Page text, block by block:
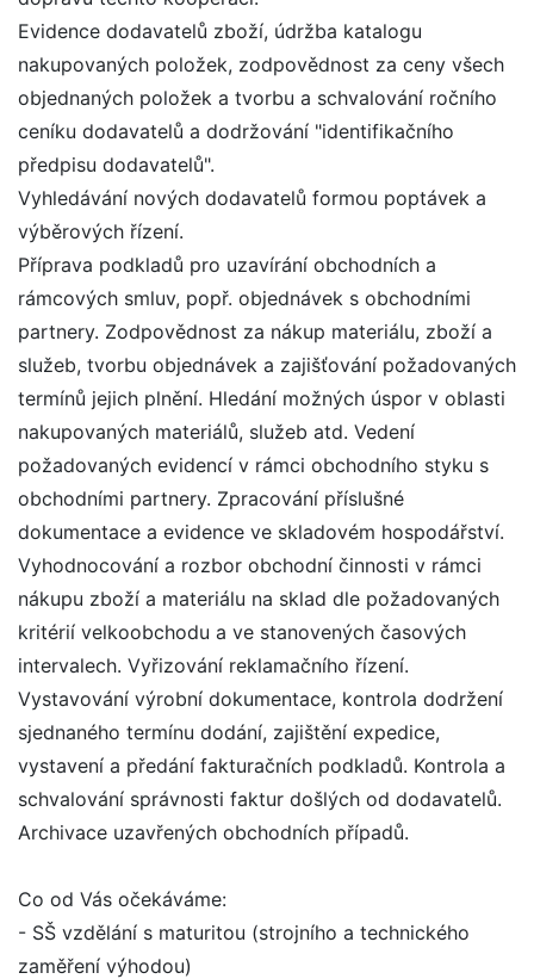
Evidence dodavatelů zboží, údržba katalogu
nakupovaných položek, zodpovědnost za ceny všech
objednaných položek a tvorbu a schvalování ročního
ceníku dodavatelů a dodržování "identifikačního
předpisu dodavatelů".
Vyhledávání nových dodavatelů formou poptávek a
výběrových řízení.
Příprava podkladů pro uzavírání obchodních a
rámcových smluv, popř. objednávek s obchodními
partnery. Zodpovědnost za nákup materiálu, zboží a
služeb, tvorbu objednávek a zajišťování požadovaných
termínů jejich plnění. Hledání možných úspor v oblasti
nakupovaných materiálů, služeb atd. Vedení
požadovaných evidencí v rámci obchodního styku s
obchodními partnery. Zpracování příslušné
dokumentace a evidence ve skladovém hospodářství.
Vyhodnocování a rozbor obchodní činnosti v rámci
nákupu zboží a materiálu na sklad dle požadovaných
kritérií velkoobchodu a ve stanovených časových
intervalech. Vyřizování reklamačního řízení.
Vystavování výrobní dokumentace, kontrola dodržení
sjednaného termínu dodání, zajištění expedice,
vystavení a předání fakturačních podkladů. Kontrola a
schvalování správnosti faktur došlých od dodavatelů.
Archivace uzavřených obchodních případů.
Co od Vás očekáváme:
- SŠ vzdělání s maturitou (strojního a technického
zaměření výhodou)